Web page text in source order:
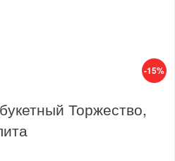
-15%
Торжество,